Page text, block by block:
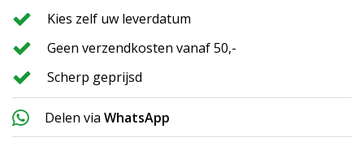
Kies zelf uw leverdatum
Geen verzendkosten vanaf 50,-
Scherp geprijsd
Delen via WhatsApp